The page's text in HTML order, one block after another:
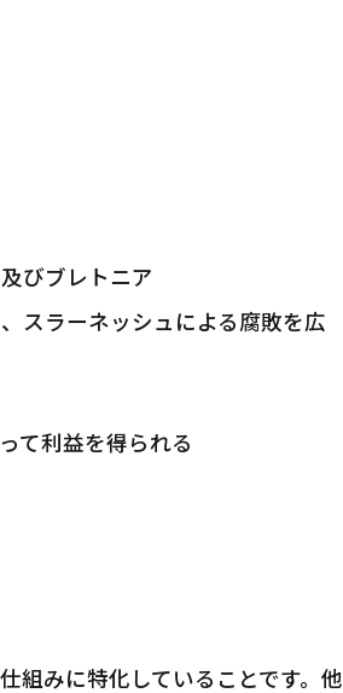
びブレトニア
スラーネッシュによる腐敗を広
て利益を得られる
組みに特化していることです。他